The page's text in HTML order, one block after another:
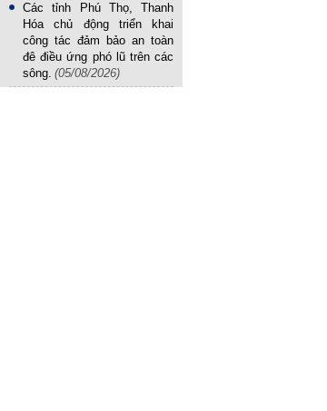
Các tỉnh Phú Thọ, Thanh
Hóa chủ động triển khai
công tác đảm bảo an toàn
đê điều ứng phó lũ trên các
sông. (05/08/2026)